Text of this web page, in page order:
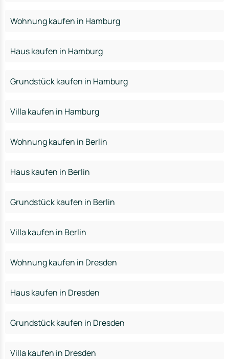
Wohnung kaufen in Hamburg
Haus kaufen in Hamburg
Grundstück kaufen in Hamburg
Villa kaufen in Hamburg
Wohnung kaufen in Berlin
Haus kaufen in Berlin
Grundstück kaufen in Berlin
Villa kaufen in Berlin
Wohnung kaufen in Dresden
Haus kaufen in Dresden
Grundstück kaufen in Dresden
Villa kaufen in Dresden